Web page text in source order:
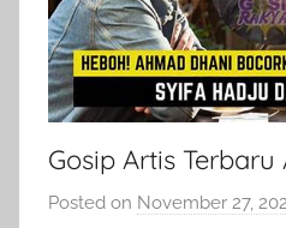
Gosip Artis
Posted on November 27,